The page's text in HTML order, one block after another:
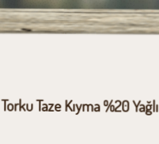
Torku Taze Kıyma %20 Yağlı